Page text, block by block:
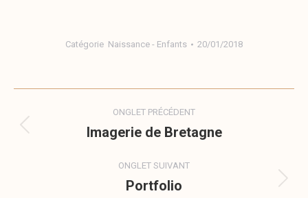
Catégorie Naissance - Enfants 20/01/2018
Navigation
de
commentaire
ONGLET PRÉCÉDENT
Onglet
Imagerie de Bretagne
ONGLET SUIVANT
Onglet
Portfolio